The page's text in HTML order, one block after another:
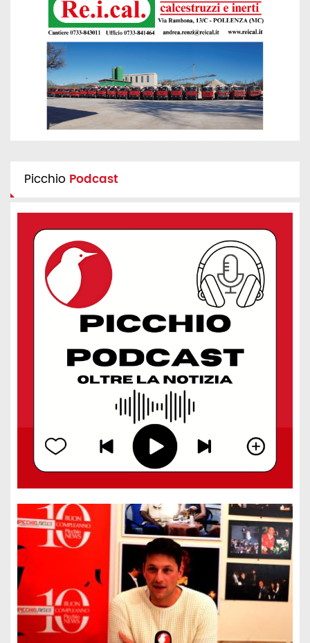
Picchio Podcast